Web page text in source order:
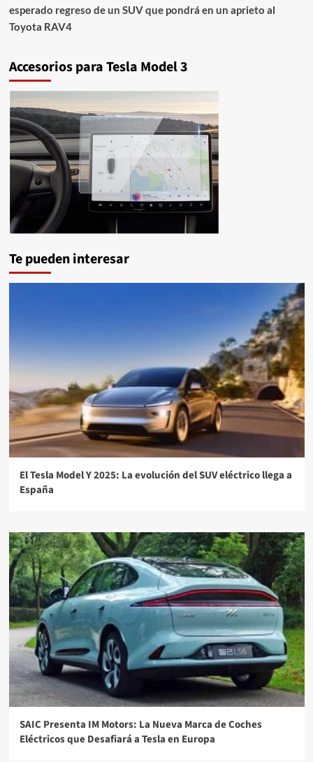
esperado regreso de un SUV que pondrá en un aprieto al
Toyota RAV4
Accesorios para Tesla Model 3
Te pueden interesar
El Tesla Model Y 2025: La evolución del SUV eléctrico llega a
España
SAIC Presenta IM Motors: La Nueva Marca de Coches
Eléctricos que Desafiará a Tesla en Europa